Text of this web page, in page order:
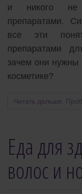
и никого не
препаратами.
все эти
препаратами
зачем они нужны
косметике?
Читать дальше:
Еда для
волос и